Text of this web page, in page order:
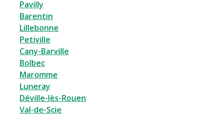
Pavilly
Barentin
Lillebonne
Petiville
Cany-Barville
Bolbec
Maromme
Luneray
Déville-lès-Rouen
Val-de-Scie